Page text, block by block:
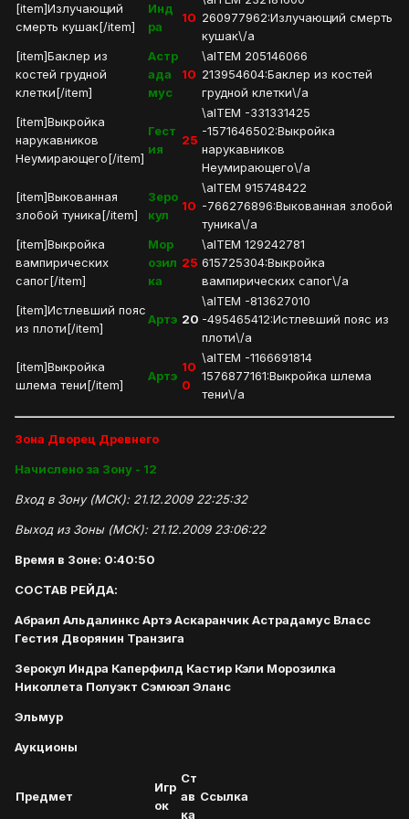
[item]Излучающий
смерть кушак[/item]
Инд
ра
10 260977962:Излучающий смерть
кушак\/a
[item]Баклер из
костей грудной
клетки[/item]
Астр
ада
мус
10
\aITEM 205146066
213954604:Баклер из костей
грудной клетки\/a
[item]Выкройка
нарукавников
Неумирающего[/item]
Гест
ия
25
\aITEM -331331425
-1571646502:Выкройка
нарукавников
Неумирающего\/a
[item]Выкованная
злобой туника[/item]
Зеро
кул
10
\aITEM 915748422
-766276896:Выкованная злобой
туника\/a
[item]Выкройка
вампирических
сапог[/item]
Мор
озил
ка
25
\aITEM 129242781
615725304:Выкройка
вампирических сапог\/a
[item]Истлевший пояс
из плоти[/item]
Артэ 20
\aITEM -813627010
-495465412:Истлевший пояс из
плоти\/a
[item]Выкройка
шлема тени[/item]
Артэ
10
0
\aITEM -1166691814
1576877161:Выкройка шлема
тени\/a
Зона Дворец Древнего
Начислено за Зону - 12
Вход в Зону (МСК): 21.12.2009 22:25:32
Выход из Зоны (МСК): 21.12.2009 23:06:22
Время в Зоне: 0:40:50
СОСТАВ РЕЙДА:
Абраил Альдалинкс Артэ Аскаранчик Астрадамус Власс
Гестия Дворянин Транзига
Зерокул Индра Каперфилд Кастир Кэли Морозилка
Николлета Полуэкт Сэмюэл Эланс
Эльмур
Аукционы
Предмет
Игр
ок
Ст
ав
ка
Ссылка